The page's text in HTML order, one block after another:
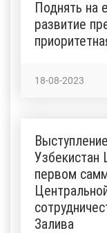
Поднять на
развитие
18-08-2023
первом
Залива